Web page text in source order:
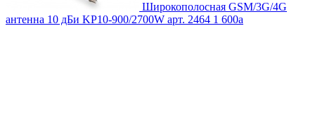
Широкополосная GSM/3G/4G
антенна 10 дБи KP10-900/2700W арт. 2464 1 600a